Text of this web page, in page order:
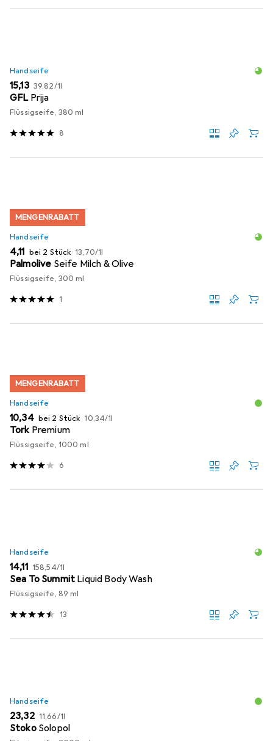
Handseife
EUR
15,13 EUR
39,82/1l
GFL Prija
Flüssigseife, 380 ml
8
MENGENRABATT
Handseife
EUR
4,11 bei 2 Stück EUR
13,70/1l
Palmolive Seife Milch & Olive
Flüssigseife, 300 ml
1
MENGENRABATT
Handseife
EUR
10,34 bei 2 Stück EUR
10,34/1l
Tork Premium
Flüssigseife, 1000 ml
6
Handseife
EUR
14,11 EUR
158,54/1l
Sea To Summit Liquid Body Wash
Flüssigseife, 89 ml
13
Handseife
EUR
23,32 EUR
11,66/1l
Stoko Solopol